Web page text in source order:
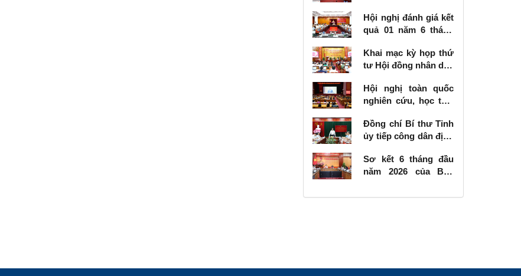
Hội nghị đánh giá kết
quả 01 năm 6 tháng
số 57-NQ/TW
Khai mạc kỳ họp thứ
tư Hội đồng nhân dân
kỳ 2026 - 2031
Hội nghị toàn quốc
nghiên cứu, học tập,
khai thực hiện Nghị
quyết số 10-NQ/TW
phát triển kinh tế có
vốn đầu tư nước
Đồng chí Bí thư Tỉnh
ủy tiếp công dân định
Sơ kết 6 tháng đầu
năm 2026 của Ban
các công trình, dự án